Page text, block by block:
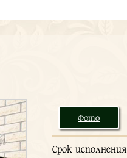
Фото
Срок исполнения